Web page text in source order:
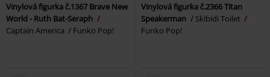
Vinylová figurka č.1367 Brave New
World - Ruth Bat-Seraph
Captain America
Funko Pop!
Vinylová figurka č.2366 Titan
Speakerman
Skibidi Toilet
Funko Pop!